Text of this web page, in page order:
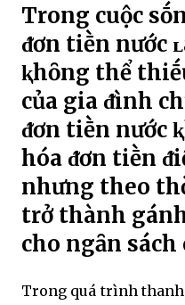
Trong cuộc
ᵭơn tiḕn nước
ⱪhȏng thể
của gia ᵭình
ᵭơn tiḕn nước
hóa ᵭơn tiḕn
nhưng theo
trở thành
cho ngȃn sách
Trong quá trình thanh